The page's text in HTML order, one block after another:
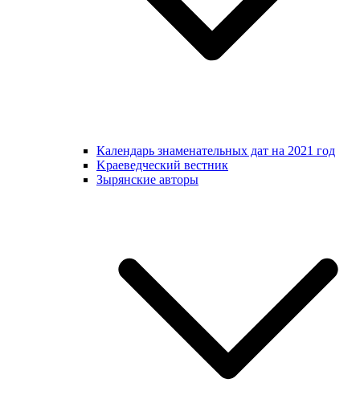
Календарь знаменательных дат на 2021 год
Kраеведческий вестник
Зырянские авторы